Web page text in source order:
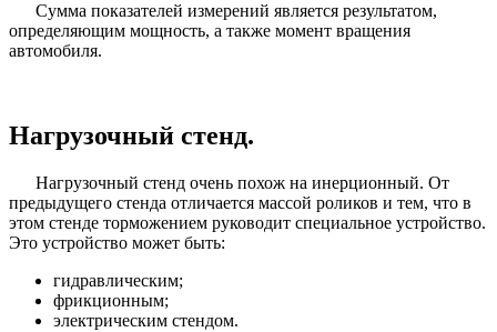
Сумма показателей измерений является результатом,
определяющим мощность, а также момент вращения
автомобиля.
Нагрузочный стенд.
Нагрузочный стенд очень похож на инерционный. От
предыдущего стенда отличается массой роликов и тем, что в
этом стенде торможением руководит специальное устройство.
Это устройство может быть:
гидравлическим;
фрикционным;
электрическим стендом.